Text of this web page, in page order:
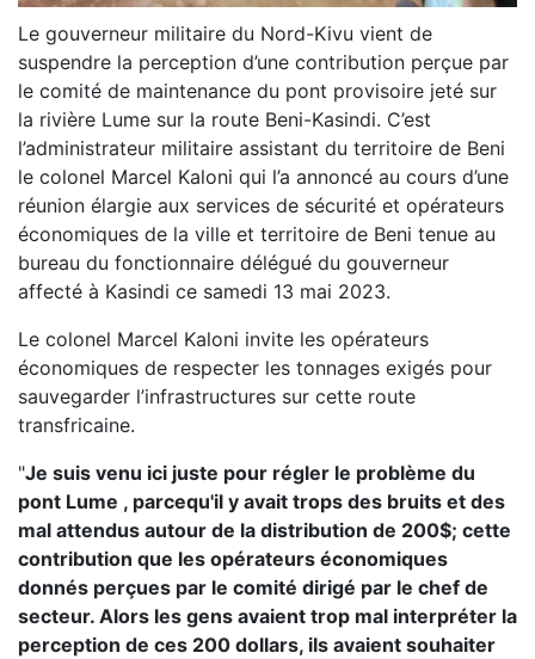
Le gouverneur militaire du Nord-Kivu vient de
suspendre la perception d’une contribution perçue par
le comité de maintenance du pont provisoire jeté sur
la rivière Lume sur la route Beni-Kasindi. C’est
l’administrateur militaire assistant du territoire de Beni
le colonel Marcel Kaloni qui l’a annoncé au cours d’une
réunion élargie aux services de sécurité et opérateurs
économiques de la ville et territoire de Beni tenue au
bureau du fonctionnaire délégué du gouverneur
affecté à Kasindi ce samedi 13 mai 2023.
Le colonel Marcel Kaloni invite les opérateurs
économiques de respecter les tonnages exigés pour
sauvegarder l’infrastructures sur cette route
transfricaine.
"Je suis venu ici juste pour régler le problème du
pont Lume , parcequ'il y avait trops des bruits et des
mal attendus autour de la distribution de 200$; cette
contribution que les opérateurs économiques
donnés perçues par le comité dirigé par le chef de
secteur. Alors les gens avaient trop mal interpréter la
perception de ces 200 dollars, ils avaient souhaiter